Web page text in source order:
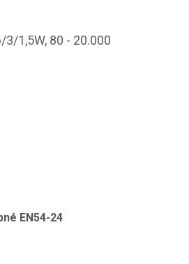
3/1,5W, 80 - 20.000
EN54-24